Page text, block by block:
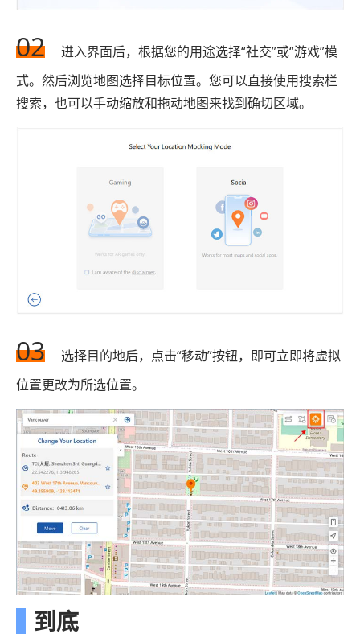
02
进入界面后，根据您的用途选择“社交”或“游戏”模
式。然后浏览地图选择目标位置。您可以直接使用搜索栏
搜索，也可以手动缩放和拖动地图来找到确切区域。
03
选择目的地后，点击“移动”按钮，即可立即将虚拟
位置更改为所选位置。
到底